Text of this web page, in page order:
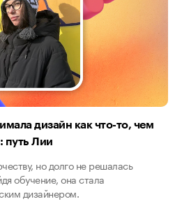
дизайн как что-то, чем
путь Лии
но долго не решалась
обучение, она стала
дизайнером.